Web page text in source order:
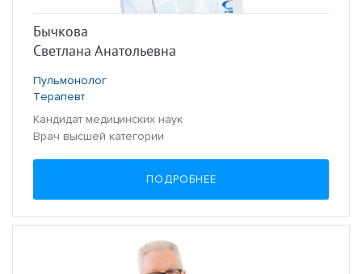
Бычкова
Светлана Анатольевна
Пульмонолог
Терапевт
Кандидат медицинских наук
Врач высшей категории
ПОДРОБНЕЕ